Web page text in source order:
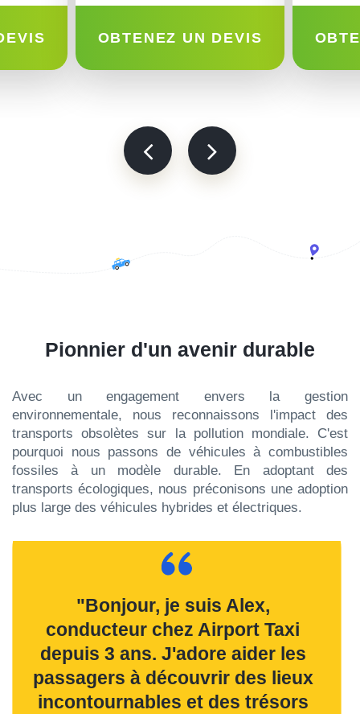
OBTENEZ UN DEVIS
Pionnier d'un avenir durable
Avec un engagement envers la gestion
environnementale, nous reconnaissons l'impact des
transports obsolètes sur la pollution mondiale. C'est
pourquoi nous passons de véhicules à combustibles
fossiles à un modèle durable. En adoptant des
transports écologiques, nous préconisons une adoption
plus large des véhicules hybrides et électriques.
"Bonjour, je suis Alex,
conducteur chez Airport Taxi
depuis 3 ans. J'adore aider les
passagers à découvrir des lieux
incontournables et des trésors